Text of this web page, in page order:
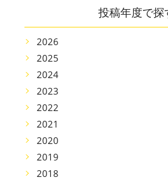
投稿年度で探
2026
2025
2024
2023
2022
2021
2020
2019
2018